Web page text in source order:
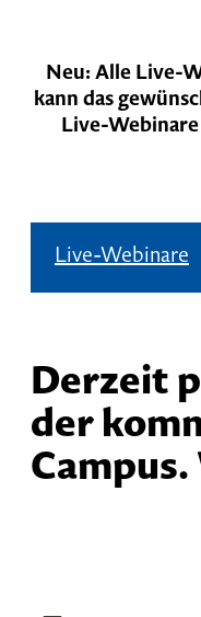
Neu: Alle Live-
kann das
Live-
Live-Webinare
Derzeit
der